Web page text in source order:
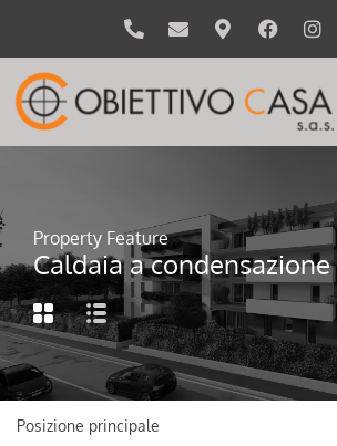
Property Feature
Caldaia a condensazione
Posizione principale